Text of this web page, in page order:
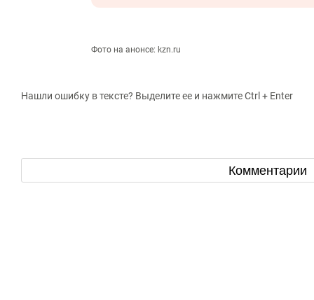
Фото на анонсе: kzn.ru
Нашли ошибку в тексте? Выделите ее и нажмите Ctrl + Enter
Комментарии